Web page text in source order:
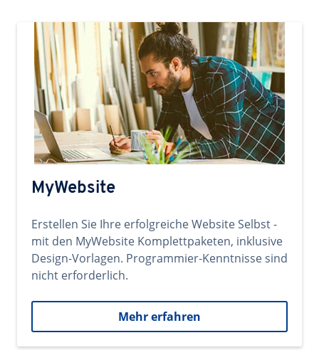
MyWebsite
Erstellen Sie Ihre erfolgreiche Website Selbst -
mit den MyWebsite Komplettpaketen, inklusive
Design-Vorlagen. Programmier-Kenntnisse sind
nicht erforderlich.
Mehr erfahren